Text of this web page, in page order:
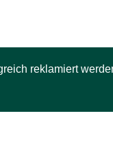
reklamiert